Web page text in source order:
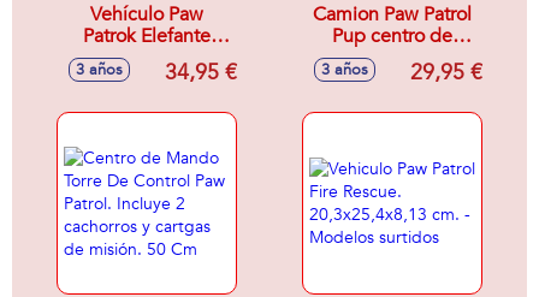
Vehículo Paw
Patrok Elefante
Deluxe De Marshall
25,4x33,34x13,65
3 años 34,95 €
Camion Paw Patrol
Pup centro de
mando
30,48x25,40x11,43
3 años 29,95 €